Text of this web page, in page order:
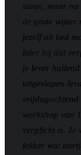
staan, maar
de grote wijzer
jezelf uit bed
later bij dat
je lever
uitgeslapen
vrijdagochtend
workshop van
verplicht is. Je
lekker wat